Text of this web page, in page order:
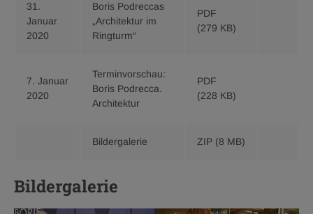
31.
Januar
2020
Boris Podreccas
„Architektur im
Ringturm“
PDF
(279 KB)
7. Januar
2020
Terminvorschau:
Boris Podrecca.
Architektur
PDF
(228 KB)
Bildergalerie ZIP (8 MB)
Bildergalerie